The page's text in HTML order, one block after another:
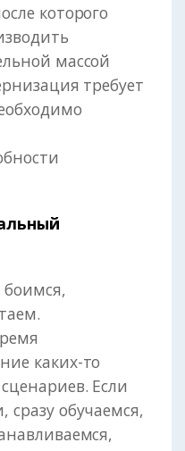
которого
массой
требует
каких-то
Если
обучаемся,